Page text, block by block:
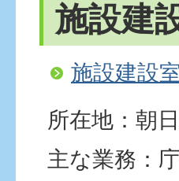
施設建
施設建設室
所在地：朝
主な業務：